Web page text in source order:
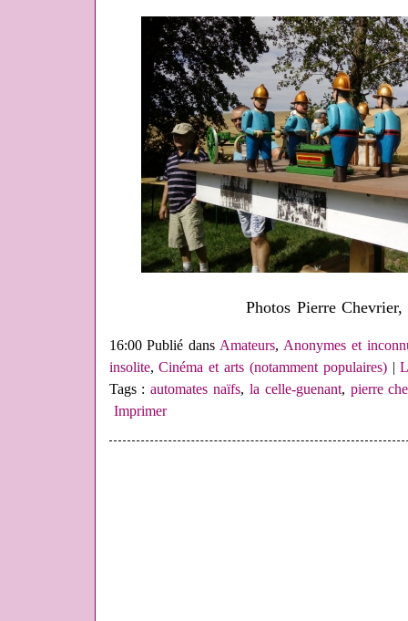
Photos Pierre
16:00 Publié dansAmateurs, Anonymes et
insolite,Cinéma et arts (notamment populaires)|
Tags :automates naïfs, la celle-guenant, pierre
Imprimer